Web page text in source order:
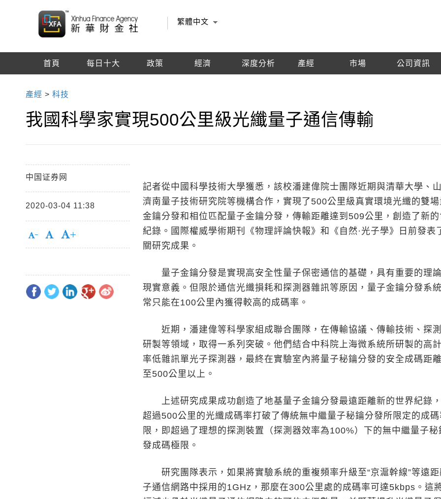
繁體中文
首頁 每日十大 政策 經濟 深度分析 產經 市場 公司資訊
產經 >科技
我國科學家實現500公里級光纖量子通信傳輸
中国证券网
2020-03-04 11:38
記者從中國科學技術大學獲悉，該校潘建偉院士團隊近期與清華大學、
濟南量子技術研究院等機構合作，實現了500公里級真實環境光纖的雙場
金鑰分發和相位匹配量子金鑰分發，傳輸距離達到509公里，創造了新的
紀錄。國際權威學術期刊《物理評論快報》和《自然·光子學》日前發表
關研究成果。
量子金鑰分發是實現高安全性量子保密通信的基礎，具有重要的理
現實意義。但限於通信光纖損耗和探測器雜訊等原因，量子金鑰分發系
常只能在100公里內獲得較高的成碼率。
近期，潘建偉等科學家組成聯合團隊，在傳輸協議、傳輸技術、探
研製等領域，取得一系列突破。他們結合中科院上海微系統所研製的高
率低雜訊單光子探測器，最終在實驗室內將量子秘鑰分發的安全成碼距
至500公里以上。
上述研究成果成功創造了地基量子金鑰分發最遠距離新的世界紀錄
超過500公里的光纖成碼率打破了傳統無中繼量子秘鑰分發所限定的成碼
限，即超過了理想的探測裝置（探測器效率為100%）下的無中繼量子秘
發成碼極限。
研究團隊表示，如果將實驗系統的重複頻率升級至“京滬幹線”等遠距
子通信網路中採用的1GHz，那麼在300公里處的成碼率可達5kbps。這